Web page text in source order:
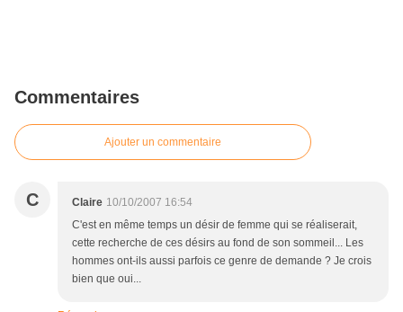
Commentaires
Ajouter un commentaire
C Claire 10/10/2007 16:54
C'est en même temps un désir de femme qui se réaliserait,
cette recherche de ces désirs au fond de son sommeil... Les
hommes ont-ils aussi parfois ce genre de demande ? Je crois
bien que oui...